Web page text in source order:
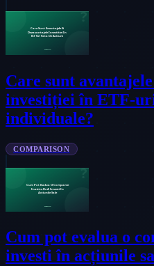
Care sunt
investiției în ETF-
individuale?
COMPARISON
Cum pot evalua o
investi în acțiunile